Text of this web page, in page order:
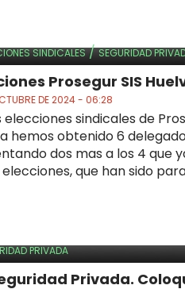
SINDICALES/SEGURIDAD
Prosegur SIS
DE 2024 - 06:28
elecciones sindicales de
hemos obtenido 6
dos mas a los 4 que
elecciones, que han sido
PRIVADA
Privada.